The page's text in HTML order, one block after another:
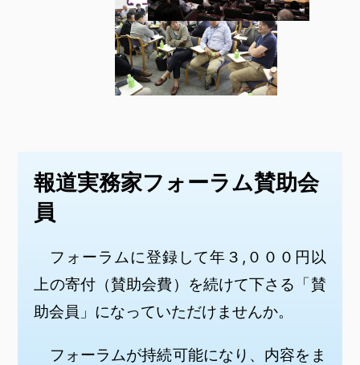
報道実務家フォーラム賛助会
員
フォーラムに登録して年３,０００円以
上の寄付（賛助会費）を続けて下さる「賛
助会員」になっていただけませんか。
フォーラムが持続可能になり、内容をま